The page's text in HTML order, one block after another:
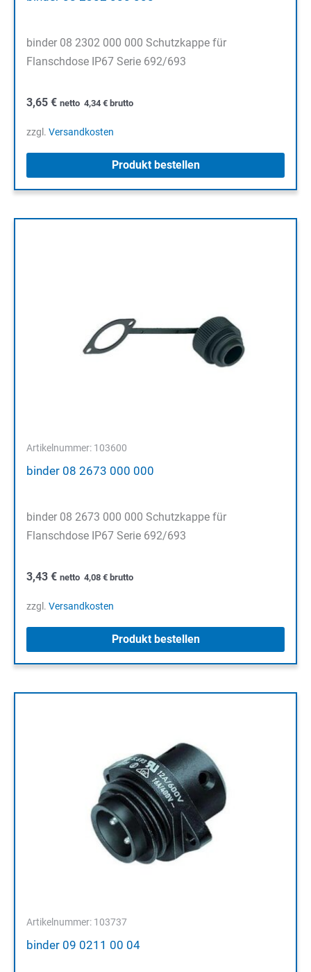
binder 08 2302 000 000 Schutzkappe für
Flanschdose IP67 Serie 692/693
3,65 € netto 4,34 € brutto
zzgl. Versandkosten
Produkt bestellen
Artikelnummer: 103600
binder 08 2673 000 000
binder 08 2673 000 000 Schutzkappe für
Flanschdose IP67 Serie 692/693
3,43 € netto 4,08 € brutto
zzgl. Versandkosten
Produkt bestellen
Artikelnummer: 103737
binder 09 0211 00 04